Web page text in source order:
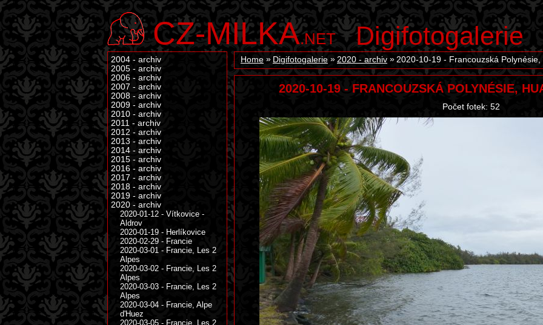
CZ-MILKA.NET Digifotogalerie
Home Digifotogalerie 2020 - archiv 2020-10-19 - Francouzská
2020-10-19 - FRANCOUZSKÁ POLYNÉSIE,
Počet fotek: 52
2004 - archiv
2005 - archiv
2006 - archiv
2007 - archiv
2008 - archiv
2009 - archiv
2010 - archiv
2011 - archiv
2012 - archiv
2013 - archiv
2014 - archiv
2015 - archiv
2016 - archiv
2017 - archiv
2018 - archiv
2019 - archiv
2020 - archiv
2020-01-12 - Vítkovice -
Aldrov
2020-01-19 - Herlíkovice
2020-02-29 - Francie
2020-03-01 - Francie, Les 2
Alpes
2020-03-02 - Francie, Les 2
Alpes
2020-03-03 - Francie, Les 2
Alpes
2020-03-04 - Francie, Alpe
d'Huez
2020-03-05 - Francie, Les 2